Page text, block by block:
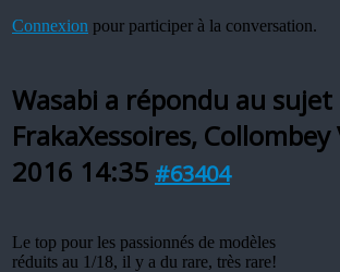
Connexion pour participer à la conversation.
Wasabi a répondu au sujet
FrakaXessoires, Collombey
2016 14:35 #63404
Le top pour les passionnés de modèles
réduits au 1/18, il y a du rare, très rare!